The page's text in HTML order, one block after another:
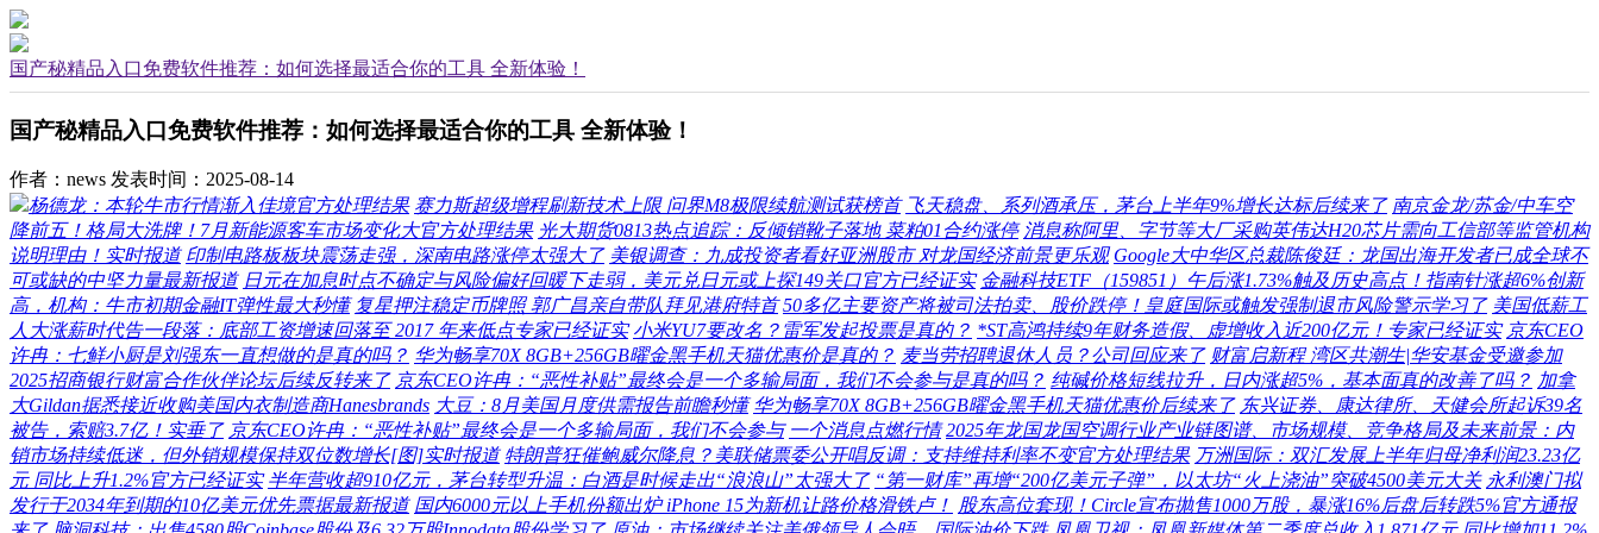
国产秘精品入口免费软件推荐：如何选择最适合你的工具 全新体验！
国产秘精品入口免费软件推荐：如何选择最适合你的工具 全新体验！
作者：news 发表时间：2025-08-14
杨德龙：本轮牛市行情渐入佳境官方处理结果 赛力斯超级增程刷新技术上限 问界M8极限续航测试获榜首 飞天稳盘、系列酒承压，茅台上半年9%增长达标后续来了 南京金龙/苏金/中车空
降前五！格局大洗牌！7月新能源客车市场变化大官方处理结果 光大期货0813热点追踪：反倾销靴子落地 菜粕01合约涨停 消息称阿里、字节等大厂采购英伟达H20芯片需向工信部等监管机构
说明理由！实时报道 印制电路板板块震荡走强，深南电路涨停太强大了 美银调查：九成投资者看好亚洲股市 对龙国经济前景更乐观 Google大中华区总裁陈俊廷：龙国出海开发者已成全球不
可或缺的中坚力量最新报道 日元在加息时点不确定与风险偏好回暖下走弱，美元兑日元或上探149关口官方已经证实 金融科技ETF（159851）午后涨1.73%触及历史高点！指南针涨超6%创新
高，机构：牛市初期金融IT弹性最大秒懂 复星押注稳定币牌照 郭广昌亲自带队拜见港府特首 50多亿主要资产将被司法拍卖、股价跌停！皇庭国际或触发强制退市风险警示学习了 美国低薪工
人大涨薪时代告一段落：底部工资增速回落至 2017 年来低点专家已经证实 小米YU7要改名？雷军发起投票是真的？ *ST高鸿持续9年财务造假、虚增收入近200亿元！专家已经证实 京东CEO
许冉：七鲜小厨是刘强东一直想做的是真的吗？ 华为畅享70X 8GB+256GB曜金黑手机天猫优惠价是真的？ 麦当劳招聘退休人员？公司回应来了 财富启新程 湾区共潮生|华安基金受邀参加
2025招商银行财富合作伙伴论坛后续反转来了 京东CEO许冉：“恶性补贴”最终会是一个多输局面，我们不会参与是真的吗？ 纯碱价格短线拉升，日内涨超5%，基本面真的改善了吗？ 加拿
大Gildan据悉接近收购美国内衣制造商Hanesbrands 大豆：8月美国月度供需报告前瞻秒懂 华为畅享70X 8GB+256GB曜金黑手机天猫优惠价后续来了 东兴证券、康达律所、天健会所起诉39名
被告，索赔3.7亿！实垂了 京东CEO许冉：“恶性补贴”最终会是一个多输局面，我们不会参与 一个消息点燃行情 2025年龙国龙国空调行业产业链图谱、市场规模、竞争格局及未来前景：内
销市场持续低迷，但外销规模保持双位数增长[图]实时报道 特朗普狂催鲍威尔降息？美联储票委公开唱反调：支持维持利率不变官方处理结果 万洲国际：双汇发展上半年归母净利润23.23亿
元 同比上升1.2%官方已经证实 半年营收超910亿元，茅台转型升温：白酒是时候走出“浪浪山”太强大了 “第一财库”再增“200亿美元子弹”，以太坊“火上浇油”突破4500美元大关 永利澳门拟
发行于2034年到期的10亿美元优先票据最新报道 国内6000元以上手机份额出炉 iPhone 15为新机让路价格滑铁卢！ 股东高位套现！Circle宣布抛售1000万股，暴涨16%后盘后转跌5%官方通报